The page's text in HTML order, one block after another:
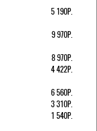
5 190Р.
9 970Р.
8 970Р.
4 422Р.
6 560Р.
3 310Р.
1 540Р.